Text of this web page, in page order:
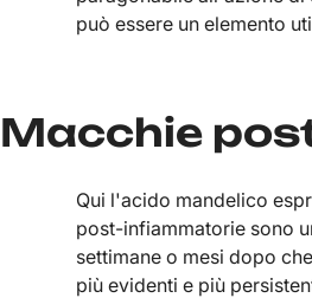
può essere un elemento
Macchie
Qui l'acido mandelico
post-infiammatorie sono
settimane o mesi dopo
più evidenti e più